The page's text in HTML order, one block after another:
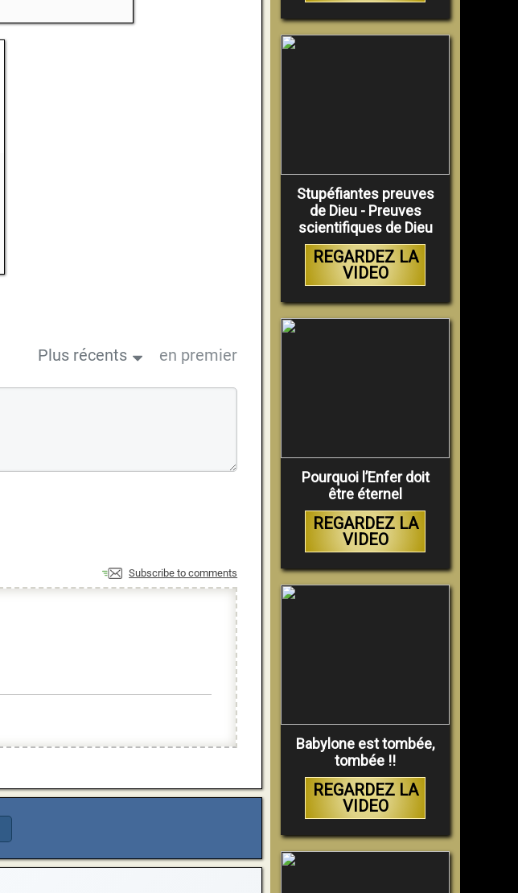
Plus récents en premier
Subscribe to comments
Stupéfiantes preuves
de Dieu - Preuves
scientifiques de Dieu
REGARDEZ LA
VIDEO
Pourquoi l’Enfer doit
être éternel
REGARDEZ LA
VIDEO
Babylone est tombée,
tombée !!
REGARDEZ LA
VIDEO